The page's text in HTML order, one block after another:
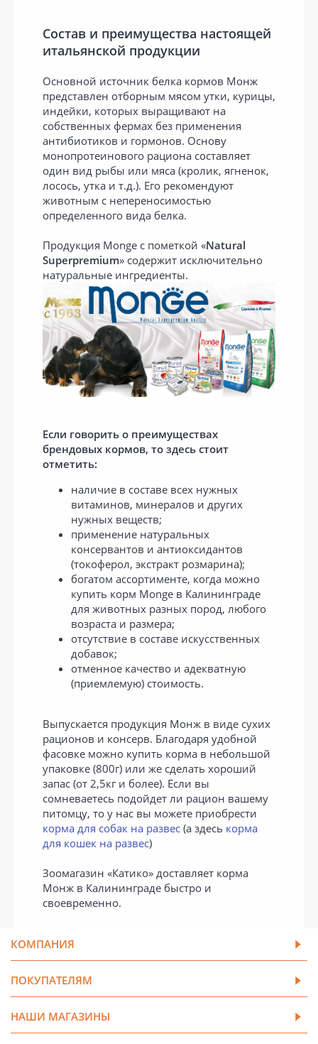
Состав и преимущества настоящей
итальянской продукции
Основной источник белка кормов Монж
представлен отборным мясом утки, курицы,
индейки, которых выращивают на
собственных фермах без применения
антибиотиков и гормонов. Основу
монопротеинового рациона составляет
один вид рыбы или мяса (кролик, ягненок,
лосось, утка и т.д.). Его рекомендуют
животным с непереносимостью
определенного вида белка.
Продукция Monge с пометкой «Natural
Superpremium» содержит исключительно
натуральные ингредиенты.
Если говорить о преимуществах
брендовых кормов, то здесь стоит
отметить:
наличие в составе всех нужных
витаминов, минералов и других
нужных веществ;
применение натуральных
консервантов и антиоксидантов
(токоферол, экстракт розмарина);
богатом ассортименте, когда можно
купить корм Monge в Калининграде
для животных разных пород, любого
возраста и размера;
отсутствие в составе искусственных
добавок;
отменное качество и адекватную
(приемлемую) стоимость.
Выпускается продукция Монж в виде сухих
рационов и консерв. Благодаря удобной
фасовке можно купить корма в небольшой
упаковке (800г) или же сделать хороший
запас (от 2,5кг и более). Если вы
сомневаетесь подойдет ли рацион вашему
питомцу, то у нас вы можете приобрести
корма для собак на развес (а здесь корма
для кошек на развес)
Зоомагазин «Катико» доставляет корма
Монж в Калининграде быстро и
своевременно.
КОМПАНИЯ
ПОКУПАТЕЛЯМ
НАШИ МАГАЗИНЫ